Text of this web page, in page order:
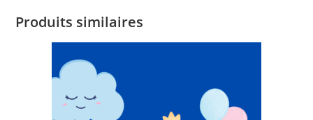
Produits similaires